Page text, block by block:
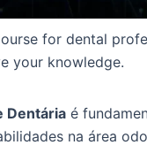
for dental
your knowledge.
Dentária é
na área